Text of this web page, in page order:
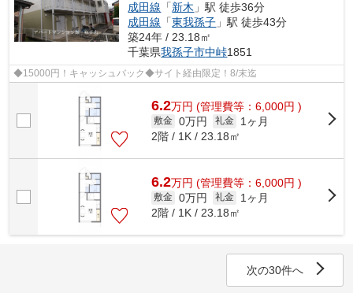
成田線 「新木 」駅 徒歩36分
成田線 「東我孫子 」駅 徒歩43分
築24年 / 23.18㎡
千葉県我孫子市中峠1851
◆15000円！キャッシュバック◆サイト経由限定！8/末迄
6.2万円 (管理費等：6,000円 )
敷金 0万円 礼金
1ヶ月
2階 / 1K / 23.18㎡
6.2万円 (管理費等：6,000円 )
敷金 0万円 礼金
1ヶ月
2階 / 1K / 23.18㎡
次の30件へ